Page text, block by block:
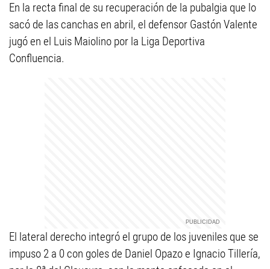
En la recta final de su recuperación de la pubalgia que lo
sacó de las canchas en abril, el defensor Gastón Valente
jugó en el Luis Maiolino por la Liga Deportiva
Confluencia.
El lateral derecho integró el grupo de los juveniles que se
impuso 2 a 0 con goles de Daniel Opazo e Ignacio Tillería,